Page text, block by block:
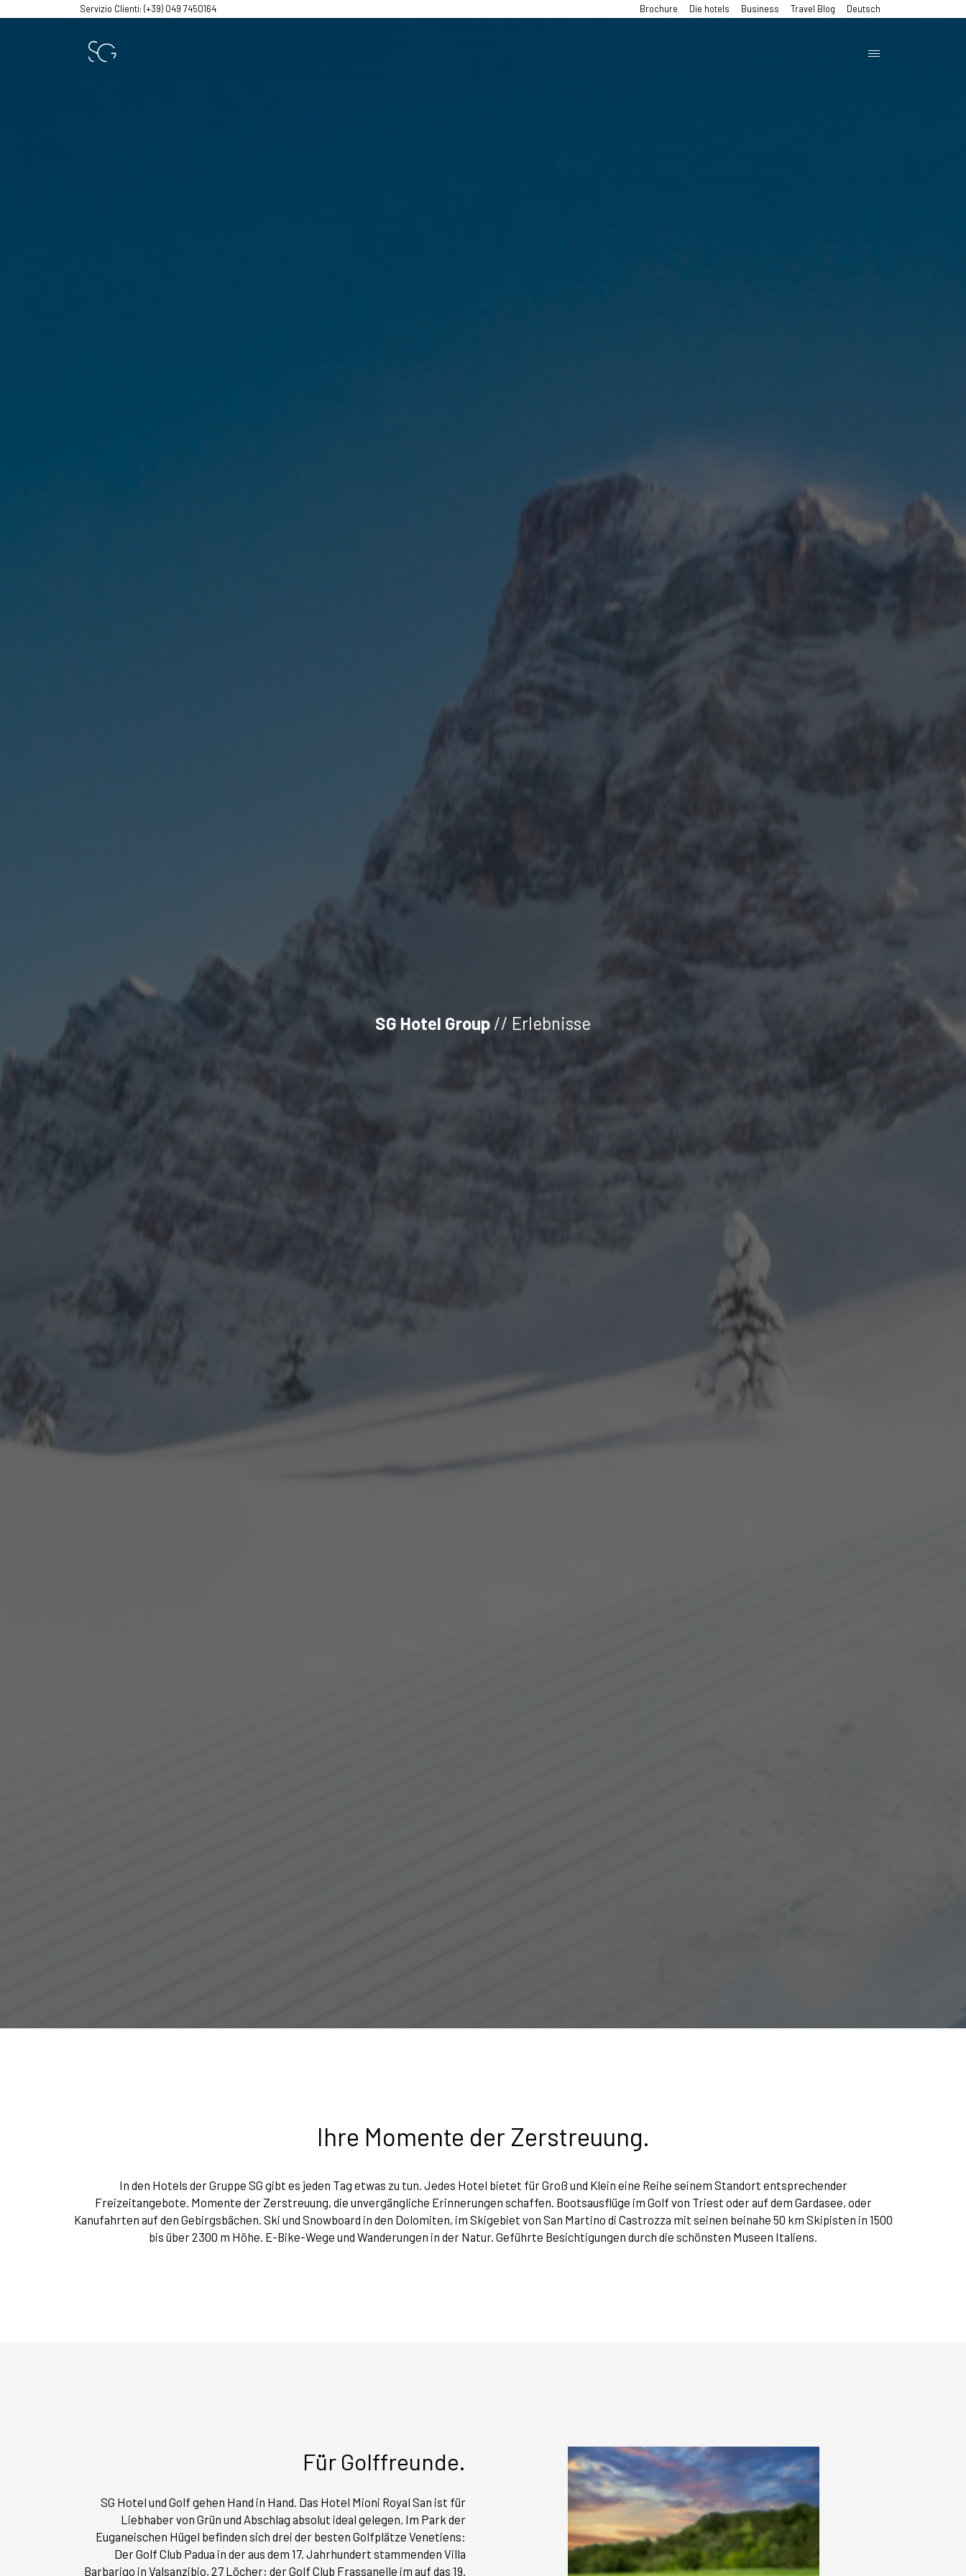
Servizio Clienti: (+39) 049 7450164 Brochure Die hotels Business Travel Blog Deutsch
SG Hotel Group // Erlebnisse
Ihre Momente der Zerstreuung.
In den Hotels der Gruppe SG gibt es jeden Tag etwas zu tun. Jedes Hotel bietet für Groß und Klein eine Reihe seinem Standort entsprechender
Freizeitangebote. Momente der Zerstreuung, die unvergängliche Erinnerungen schaffen. Bootsausflüge im Golf von Triest oder auf dem Gardasee, oder
Kanufahrten auf den Gebirgsbächen. Ski und Snowboard in den Dolomiten, im Skigebiet von San Martino di Castrozza mit seinen beinahe 50 km Skipisten in 1500
bis über 2300 m Höhe. E-Bike-Wege und Wanderungen in der Natur. Geführte Besichtigungen durch die schönsten Museen Italiens.
Für Golffreunde.
SG Hotel und Golf gehen Hand in Hand. Das Hotel Mioni Royal San ist für
Liebhaber von Grün und Abschlag absolut ideal gelegen. Im Park der
Euganeischen Hügel befinden sich drei der besten Golfplätze Venetiens:
Der Golf Club Padua in der aus dem 17. Jahrhundert stammenden Villa
Barbarigo in Valsanzibio, 27 Löcher; der Golf Club Frassanelle im auf das 19.